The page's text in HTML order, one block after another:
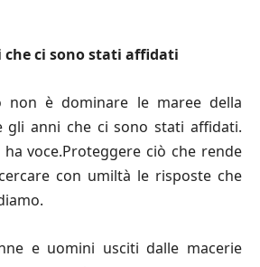
che ci sono stati affidati
è dominare le maree della
gli anni che ci sono stati affidati.
voce.Proteggere ciò che rende
con umiltà le risposte che
e uomini usciti dalle macerie